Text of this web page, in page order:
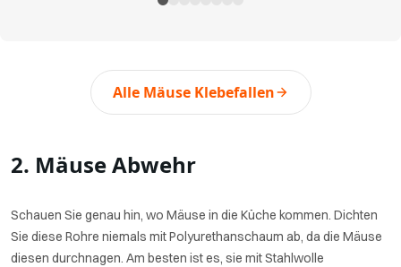
Alle Mäuse Klebefallen
2. Mäuse Abwehr
Schauen Sie genau hin, wo Mäuse in die Küche kommen. Dichten
Sie diese Rohre niemals mit Polyurethanschaum ab, da die Mäuse
diesen durchnagen. Am besten ist es, sie mit Stahlwolle